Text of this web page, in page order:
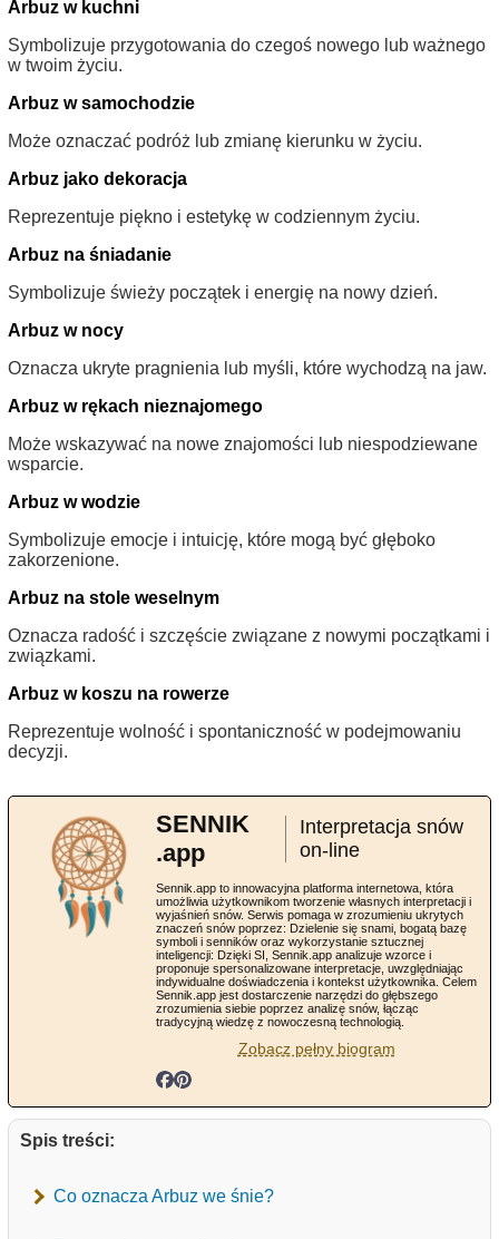
Arbuz w kuchni
Symbolizuje przygotowania do czegoś nowego lub ważnego
w twoim życiu.
Arbuz w samochodzie
Może oznaczać podróż lub zmianę kierunku w życiu.
Arbuz jako dekoracja
Reprezentuje piękno i estetykę w codziennym życiu.
Arbuz na śniadanie
Symbolizuje świeży początek i energię na nowy dzień.
Arbuz w nocy
Oznacza ukryte pragnienia lub myśli, które wychodzą na jaw.
Arbuz w rękach nieznajomego
Może wskazywać na nowe znajomości lub niespodziewane
wsparcie.
Arbuz w wodzie
Symbolizuje emocje i intuicję, które mogą być głęboko
zakorzenione.
Arbuz na stole weselnym
Oznacza radość i szczęście związane z nowymi początkami i
związkami.
Arbuz w koszu na rowerze
Reprezentuje wolność i spontaniczność w podejmowaniu
decyzji.
SENNIK
.app
Interpretacja snów
on-line
Sennik.app to innowacyjna platforma internetowa, która
umożliwia użytkownikom tworzenie własnych interpretacji i
wyjaśnień snów. Serwis pomaga w zrozumieniu ukrytych
znaczeń snów poprzez: Dzielenie się snami, bogatą bazę
symboli i senników oraz wykorzystanie sztucznej
inteligencji: Dzięki SI, Sennik.app analizuje wzorce i
proponuje spersonalizowane interpretacje, uwzględniając
indywidualne doświadczenia i kontekst użytkownika. Celem
Sennik.app jest dostarczenie narzędzi do głębszego
zrozumienia siebie poprzez analizę snów, łącząc
tradycyjną wiedzę z nowoczesną technologią.
Zobacz pełny biogram
Spis treści:
Co oznacza Arbuz we śnie?